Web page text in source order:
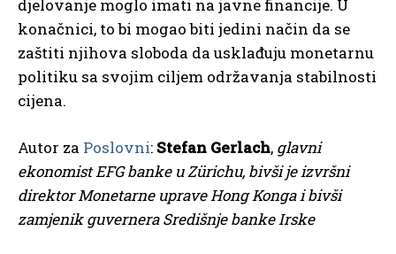
djelovanje moglo imati na javne financije. U
konačnici, to bi mogao biti jedini način da se
zaštiti njihova sloboda da usklađuju monetarnu
politiku sa svojim ciljem održavanja stabilnosti
cijena.
Autor za Poslovni: Stefan Gerlach, glavni
ekonomist EFG banke u Zürichu, bivši je izvršni
direktor Monetarne uprave Hong Konga i bivši
zamjenik guvernera Središnje banke Irske